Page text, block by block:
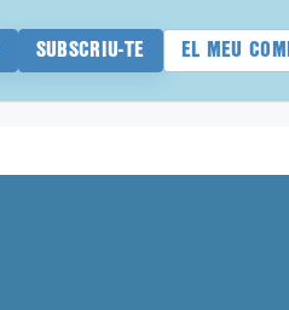
SUBSCRIU-TE EL MEU